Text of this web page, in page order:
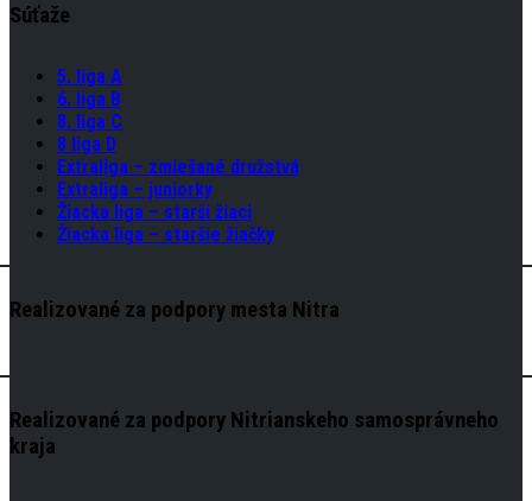
Súťaže
5. liga A
6. liga B
8. liga C
8 liga D
Extraliga – zmiešané družstvá
Extraliga – juniorky
Žiacka liga – starši žiaci
Žiacka liga – staršie žiačky
Realizované za podpory mesta Nitra
Realizované za podpory Nitrianskeho samosprávneho
kraja